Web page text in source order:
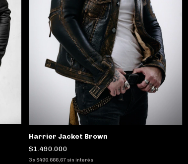
Harrier Jacket Brown
$1.490.000
3x $496.666,67 sin interés